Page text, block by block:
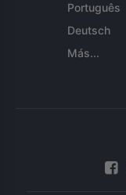
Português
Deutsch
Más...